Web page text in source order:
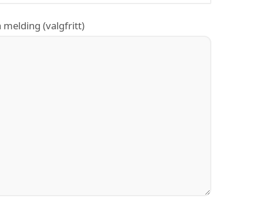
melding (valgfritt)